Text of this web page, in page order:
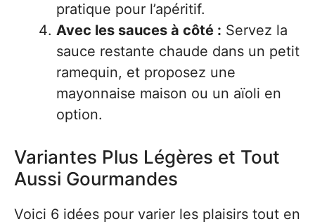
pratique pour l’apéritif.
Avec les sauces à côté : Servez la
sauce restante chaude dans un petit
ramequin, et proposez une
mayonnaise maison ou un aïoli en
option.
Variantes Plus Légères et Tout
Aussi Gourmandes
Voici 6 idées pour varier les plaisirs tout en